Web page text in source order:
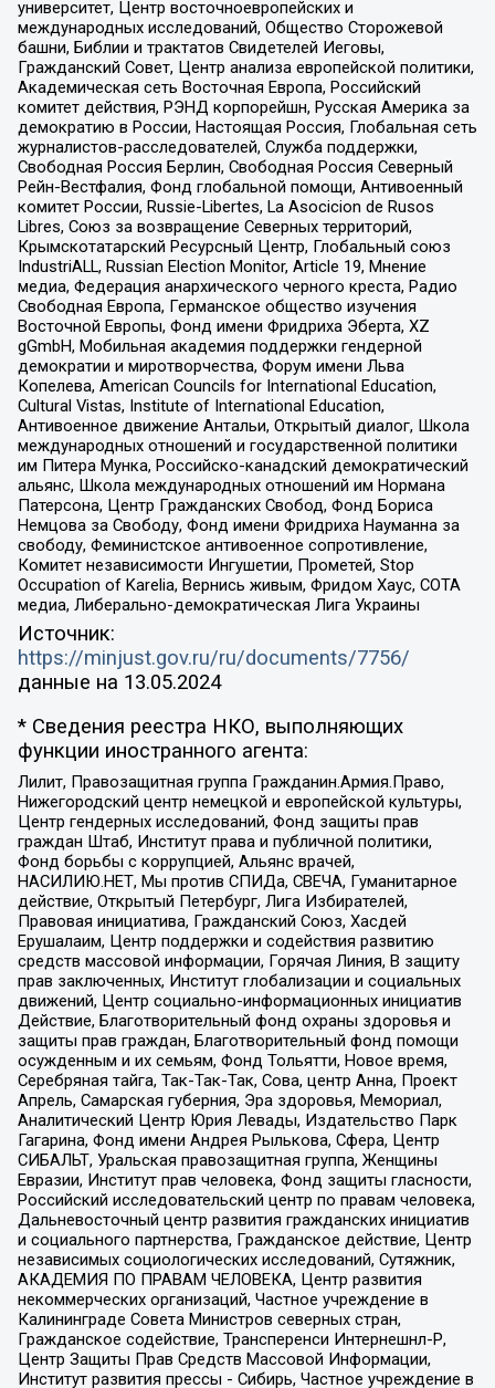
университет, Центр восточноевропейских и
международных исследований, Общество Сторожевой
башни, Библии и трактатов Свидетелей Иеговы,
Гражданский Совет, Центр анализа европейской политики,
Академическая сеть Восточная Европа, Российский
комитет действия, РЭНД корпорейшн, Русская Америка за
демократию в России, Настоящая Россия, Глобальная сеть
журналистов-расследователей, Служба поддержки,
Свободная Россия Берлин, Свободная Россия Северный
Рейн-Вестфалия, Фонд глобальной помощи, Антивоенный
комитет России, Russie-Libertes, La Asocicion de Rusos
Libres, Союз за возвращение Северных территорий,
Крымскотатарский Ресурсный Центр, Глобальный союз
IndustriALL, Russian Election Monitor, Article 19, Мнение
медиа, Федерация анархического черного креста, Радио
Свободная Европа, Германское общество изучения
Восточной Европы, Фонд имени Фридриха Эберта, XZ
gGmbH, Мобильная академия поддержки гендерной
демократии и миротворчества, Форум имени Льва
Копелева, American Councils for International Education,
Cultural Vistas, Institute of International Education,
Антивоенное движение Антальи, Открытый диалог, Школа
международных отношений и государственной политики
им Питера Мунка, Российско-канадский демократический
альянс, Школа международных отношений им Нормана
Патерсона, Центр Гражданских Свобод, Фонд Бориса
Немцова за Свободу, Фонд имени Фридриха Науманна за
свободу, Феминистское антивоенное сопротивление,
Комитет независимости Ингушетии, Прометей, Stop
Occupation of Karelia, Вернись живым, Фридом Хаус, СОТА
медиа, Либерально-демократическая Лига Украины
Источник:
https://minjust.gov.ru/ru/documents/7756/
данные на 13.05.2024
* Сведения реестра НКО, выполняющих
функции иностранного агента:
Лилит, Правозащитная группа Гражданин.Армия.Право,
Нижегородский центр немецкой и европейской культуры,
Центр гендерных исследований, Фонд защиты прав
граждан Штаб, Институт права и публичной политики,
Фонд борьбы с коррупцией, Альянс врачей,
НАСИЛИЮ.НЕТ, Мы против СПИДа, СВЕЧА, Гуманитарное
действие, Открытый Петербург, Лига Избирателей,
Правовая инициатива, Гражданский Союз, Хасдей
Ерушалаим, Центр поддержки и содействия развитию
средств массовой информации, Горячая Линия, В защиту
прав заключенных, Институт глобализации и социальных
движений, Центр социально-информационных инициатив
Действие, Благотворительный фонд охраны здоровья и
защиты прав граждан, Благотворительный фонд помощи
осужденным и их семьям, Фонд Тольятти, Новое время,
Серебряная тайга, Так-Так-Так, Сова, центр Анна, Проект
Апрель, Самарская губерния, Эра здоровья, Мемориал,
Аналитический Центр Юрия Левады, Издательство Парк
Гагарина, Фонд имени Андрея Рылькова, Сфера, Центр
СИБАЛЬТ, Уральская правозащитная группа, Женщины
Евразии, Институт прав человека, Фонд защиты гласности,
Российский исследовательский центр по правам человека,
Дальневосточный центр развития гражданских инициатив
и социального партнерства, Гражданское действие, Центр
независимых социологических исследований, Сутяжник,
АКАДЕМИЯ ПО ПРАВАМ ЧЕЛОВЕКА, Центр развития
некоммерческих организаций, Частное учреждение в
Калининграде Совета Министров северных стран,
Гражданское содействие, Трансперенси Интернешнл-Р,
Центр Защиты Прав Средств Массовой Информации,
Институт развития прессы - Сибирь, Частное учреждение в